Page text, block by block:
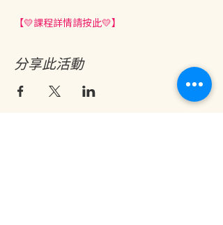
【💛課程詳情請按此💛】
分享此活動